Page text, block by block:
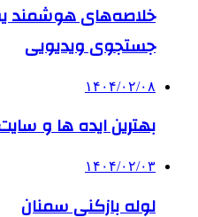
خلاصه‌های هوشمند
جستجوی ویدیویی
۱۴۰۴/۰۲/۰۸
بهترین ایده ها و سایت
۱۴۰۴/۰۲/۰۳
لوله بازکنی سمنان